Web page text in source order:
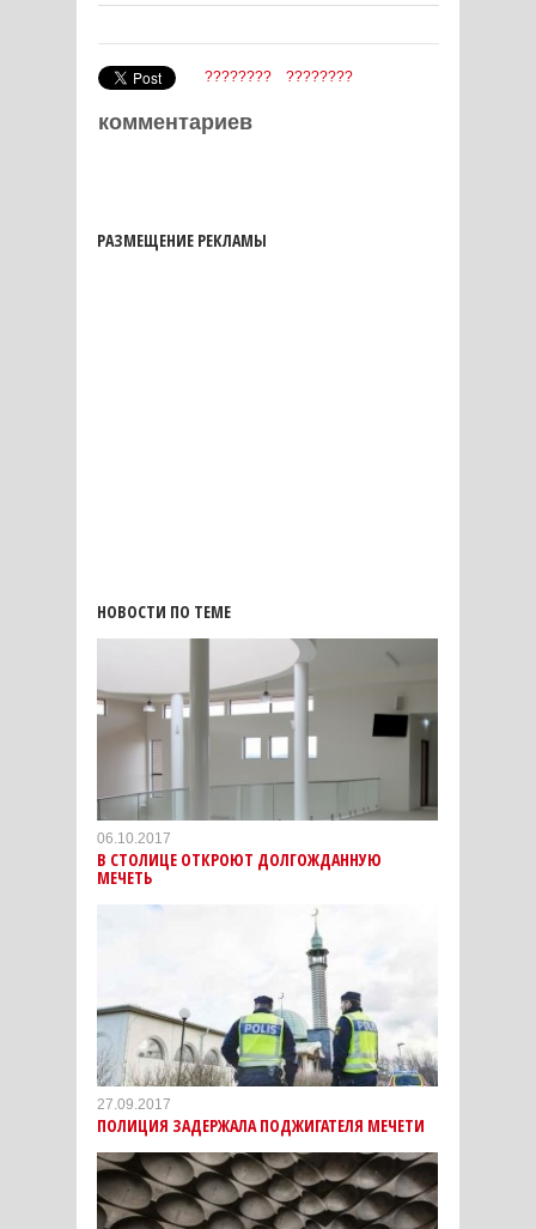
???????? ????????
комментариев
РАЗМЕЩЕНИЕ РЕКЛАМЫ
НОВОСТИ ПО ТЕМЕ
06.10.2017
В СТОЛИЦЕ ОТКРОЮТ ДОЛГОЖДАННУЮ
МЕЧЕТЬ
27.09.2017
ПОЛИЦИЯ ЗАДЕРЖАЛА ПОДЖИГАТЕЛЯ МЕЧЕТИ